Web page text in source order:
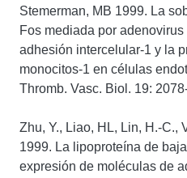
Stemerman, MB 1999. La
Fos mediada por
adhesión intercelular-1 y la
monocitos-1 en células
Thromb. Vasc. Biol. 19:
Zhu, Y., Liao, HL, Lin, H.-C.,
1999. La lipoproteína de
expresión de moléculas de